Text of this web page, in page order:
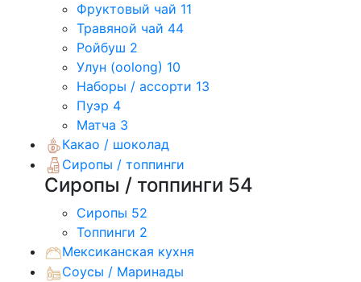
Фруктовый чай 11
Травяной чай 44
Ройбуш 2
Улун (oolong) 10
Наборы / ассорти 13
Пуэр 4
Матча 3
Какао / шоколад
Сиропы / топпинги
Сиропы / топпинги 54
Сиропы 52
Топпинги 2
Мексиканская кухня
Соусы / Маринады